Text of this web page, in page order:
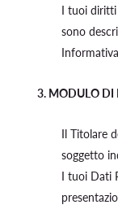
I tuoi diritti
sono
3. MODULO DI
Il Titolare
soggetto
I tuoi Dati